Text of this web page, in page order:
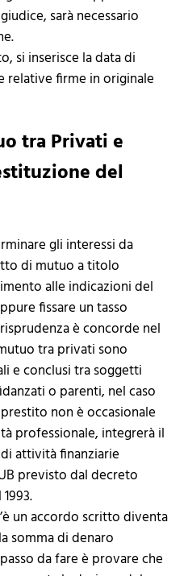
sarà necessario
si inserisce la data di
relative firme in originale
tra Privati e
del
gli interessi da
di mutuo a titolo
alle indicazioni del
fissare un tasso
è concorde nel
tra privati sono
e conclusi tra soggetti
o parenti, nel caso
non è occasionale
professionale, integrerà il
attività finanziarie
previsto dal decreto
un accordo scritto diventa
somma di denaro
da fare è provare che